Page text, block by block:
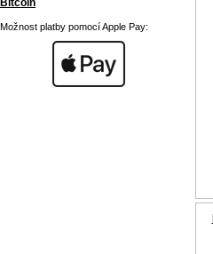
Možnost platby pomocí Apple Pay: